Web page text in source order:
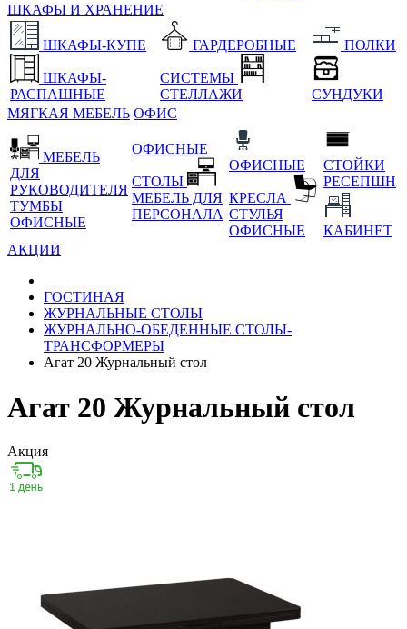
ШКАФЫ И ХРАНЕНИЕ
ШКАФЫ-КУПЕ
ШКАФЫ-
РАСПАШНЫЕ
ГАРДЕРОБНЫЕ
СИСТЕМЫ
СТЕЛЛАЖИ
ПОЛКИ
СУНДУКИ
МЯГКАЯ МЕБЕЛЬ ОФИС
МЕБЕЛЬ
ДЛЯ
РУКОВОДИТЕЛЯ
ТУМБЫ
ОФИСНЫЕ
ОФИСНЫЕ
СТОЛЫ
МЕБЕЛЬ ДЛЯ
ПЕРСОНАЛА
ОФИСНЫЕ
КРЕСЛА
СТУЛЬЯ
ОФИСНЫЕ
СТОЙКИ
РЕСЕПШН
КАБИНЕТ
АКЦИИ
ГОСТИНАЯ
ЖУРНАЛЬНЫЕ СТОЛЫ
ЖУРНАЛЬНО-ОБЕДЕННЫЕ СТОЛЫ-
ТРАНСФОРМЕРЫ
Агат 20 Журнальный стол
Агат 20 Журнальный стол
Акция